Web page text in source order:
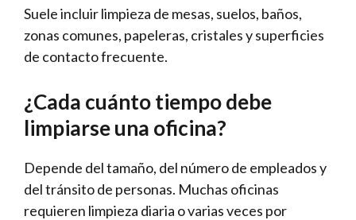
Suele incluir limpieza de mesas, suelos, baños,
zonas comunes, papeleras, cristales y superficies
de contacto frecuente.
¿Cada cuánto tiempo debe
limpiarse una oficina?
Depende del tamaño, del número de empleados y
del tránsito de personas. Muchas oficinas
requieren limpieza diaria o varias veces por